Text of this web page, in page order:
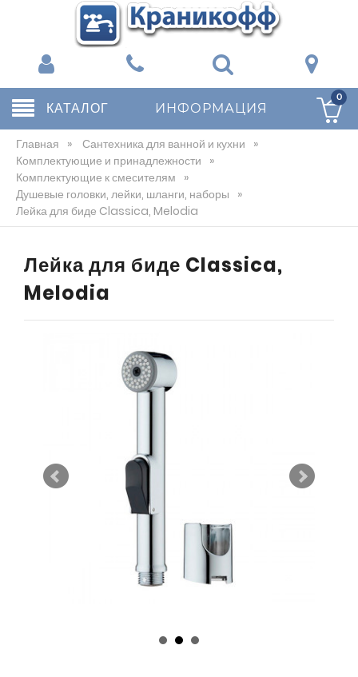
КАТАЛОГ ИНФОРМАЦИЯ
0
Главная » Сантехника для ванной и кухни »
Комплектующие и принадлежности »
Комплектующие к смесителям »
Душевые головки, лейки, шланги, наборы »
Лейка для биде Classica, Melodia
Лейка для биде Classica,
Melodia